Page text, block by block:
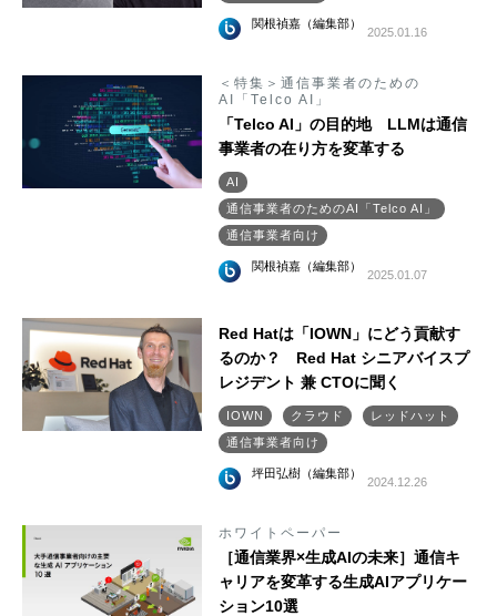
関根禎嘉（編集部）
2025.01.16
＜特集＞通信事業者のための
AI「Telco AI」
「Telco AI」の目的地 LLMは通信
事業者の在り方を変革する
AI
通信事業者のためのAI「Telco AI」
通信事業者向け
関根禎嘉（編集部）
2025.01.07
Red Hatは「IOWN」にどう貢献す
るのか？ Red Hat シニアバイスプ
レジデント 兼 CTOに聞く
IOWN クラウド
レッドハット
通信事業者向け
坪田弘樹（編集部）
2024.12.26
ホワイトペーパー
［通信業界×生成AIの未来］通信キ
ャリアを変革する生成AIアプリケー
ション10選